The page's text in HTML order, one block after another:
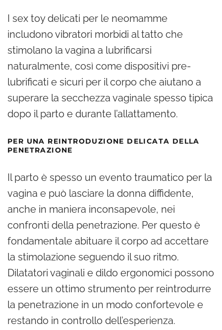
I sex toy delicati per le neomamme
includono vibratori morbidi al tatto che
stimolano la vagina a lubrificarsi
naturalmente, così come dispositivi pre-
lubrificati e sicuri per il corpo che aiutano a
superare la secchezza vaginale spesso tipica
dopo il parto e durante l’allattamento.
PER UNA REINTRODUZIONE DELICATA DELLA
PENETRAZIONE
Il parto è spesso un evento traumatico per la
vagina e può lasciare la donna diffidente,
anche in maniera inconsapevole, nei
confronti della penetrazione. Per questo è
fondamentale abituare il corpo ad accettare
la stimolazione seguendo il suo ritmo.
Dilatatori vaginali e dildo ergonomici possono
essere un ottimo strumento per reintrodurre
la penetrazione in un modo confortevole e
restando in controllo dell’esperienza.